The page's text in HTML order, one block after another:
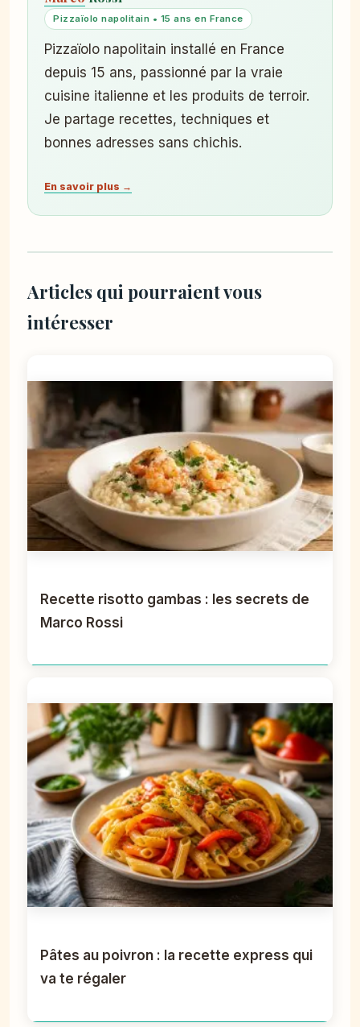
Pizzaïolo napolitain • 15 ans en France
Pizzaïolo napolitain installé en France
depuis 15 ans, passionné par la vraie
cuisine italienne et les produits de terroir.
Je partage recettes, techniques et
bonnes adresses sans chichis.
En savoir plus →
Articles qui pourraient vous
intéresser
Recette risotto gambas : les secrets de
Marco Rossi
Pâtes au poivron : la recette express qui
va te régaler